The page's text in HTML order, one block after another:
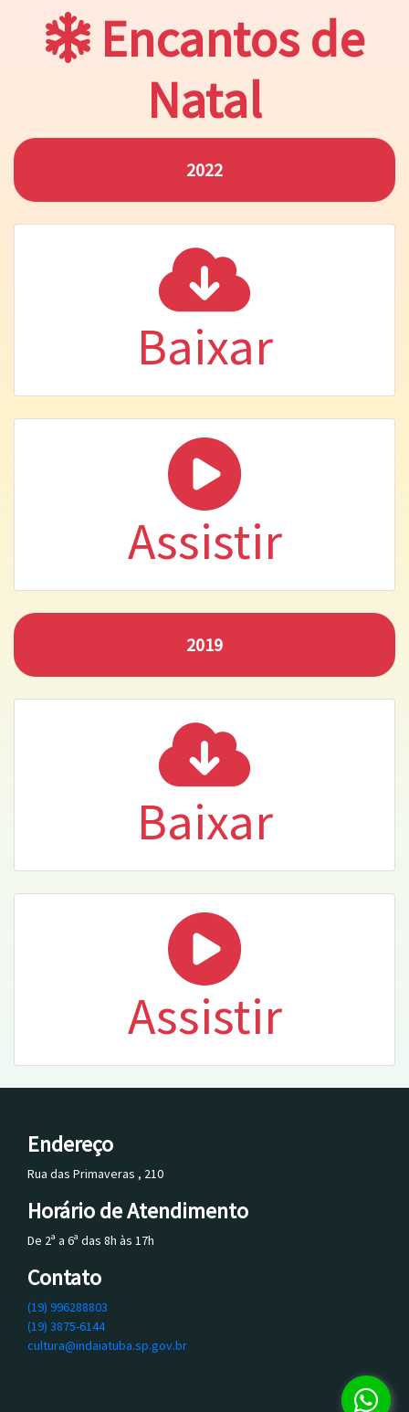
Encantos de
Natal
2022
Baixar
Assistir
2019
Baixar
Assistir
Endereço
Rua das Primaveras , 210
Horário de Atendimento
De 2ª a 6ª das 8h às 17h
Contato
(19) 996288803
(19) 3875-6144
cultura@indaiatuba.sp.gov.br